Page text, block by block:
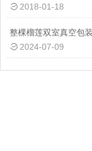
2018-01-18
整棵榴莲双室真空包
2024-07-09